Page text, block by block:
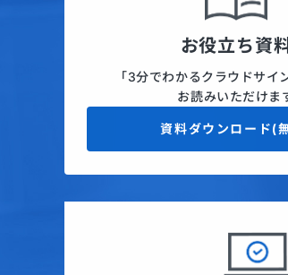
お役立ち資
「3分でわかるクラウドサイ
お読みいただけま
資料ダウンロード(